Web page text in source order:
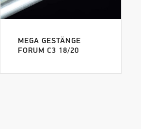
MEGA GESTÄNGE
FORUM C3 18/20